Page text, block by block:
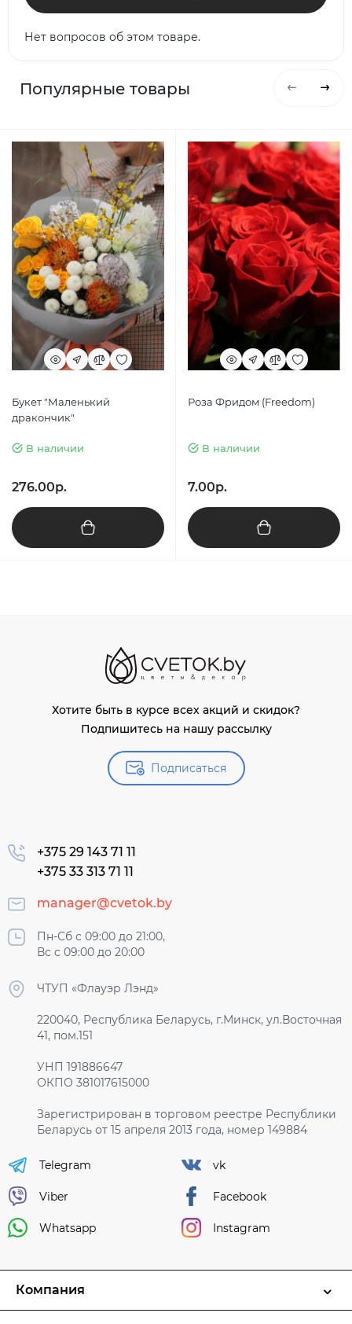
Нет вопросов об этом товаре.
Популярные товары
Букет "Маленький
дракончик"
В наличии
276.00р.
Роза Фридом (Freedom)
В наличии
7.00р.
Хотите быть в курсе всех акций и скидок?
Подпишитесь на нашу рассылку
Подписаться
+375 29 143 71 11
+375 33 313 71 11
manager@cvetok.by
Пн-Сб с 09:00 до 21:00,
Вс с 09:00 до 20:00
ЧТУП «Флауэр Лэнд»
220040, Республика Беларусь, г.Минск, ул.Восточная
41, пом.151
УНП 191886647
ОКПО 381017615000
Зарегистрирован в торговом реестре Республики
Беларусь от 15 апреля 2013 года, номер 149884
Telegram
Viber
Whatsapp
vk
Facebook
Instagram
Компания